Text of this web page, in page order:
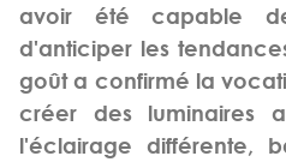
avoir été capable
d'anticiper les
goût a confirmé la
créer des luminaires
l'éclairage différente,